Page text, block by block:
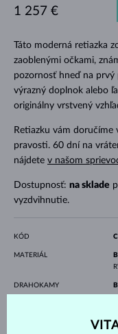
Táto moderná retiazka
zaoblenými očkami,
pozornosť hneď na
výrazný doplnok alebo
originálny vrstvený
Retiazku vám
pravosti. 60 dní na
nájdete v našom
Dostupnosť: na sklade
vyzdvihnutie.
1 257 €
KÓD
MATERIÁL
DRAHOKAMY